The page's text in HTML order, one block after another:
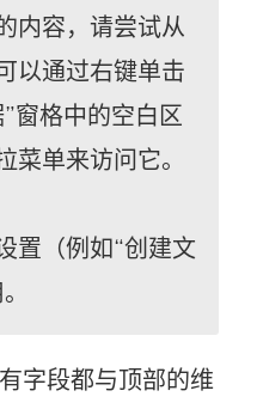
内容，请尝试从
以通过右键单击
窗格中的空白区
菜单来访问它。
置（例如“创建文
字段都与顶部的维